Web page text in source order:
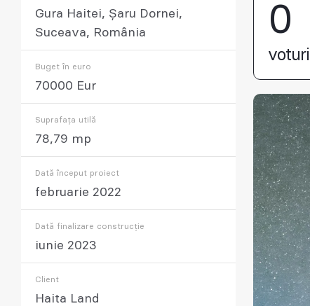
Gura Haitei, Șaru Dornei,
Suceava, România
Buget în euro
70000 Eur
Suprafața utilă
78,79 mp
Dată început proiect
februarie 2022
Dată finalizare construcție
iunie 2023
Client
Haita Land
0